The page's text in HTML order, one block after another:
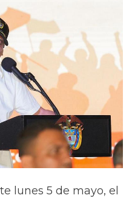
lunes 5 de mayo, el